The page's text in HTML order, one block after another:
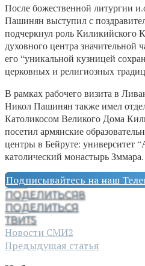
После божественной литургии
Пашинян выступил с
подчеркнул роль Киликийского
духовного центра значительной
его “уникальной кузницей
церковных и религиозных
В рамках рабочего визита в
Никол Пашинян также имел
Католикосом Великого Дома
посетил армянские
центры в Бейруте: университет
католический монастырь Зммара.
Подписывайтесь на наш
ПОДЕЛИТЬСЯ8
ПОДЕЛИТЬСЯ
ТВИТ5
Новости СМИ2
Предыдущая статья